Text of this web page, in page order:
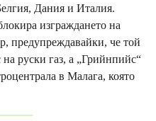
Дания и Италия.
изграждането на
предупреждавайки, че той
руски газ, а „Грийнпийс“
в Малага, която